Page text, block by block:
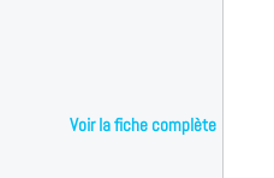
Voir la fiche complète